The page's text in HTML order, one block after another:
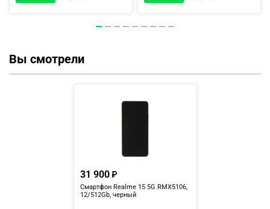
Вы смотрели
31 900
Смартфон Realme 15 5G RMX5106,
12/512Gb, черный